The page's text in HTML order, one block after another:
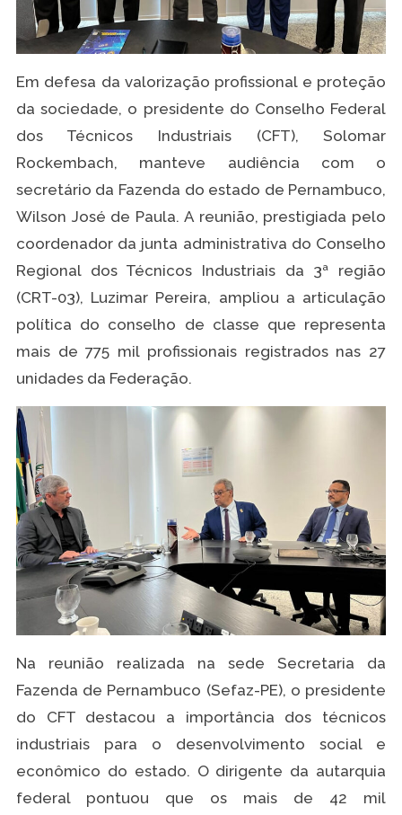
Em defesa da valorização profissional e proteção
da sociedade, o presidente do Conselho Federal
dos Técnicos Industriais (CFT), Solomar
Rockembach, manteve audiência com o
secretário da Fazenda do estado de Pernambuco,
Wilson José de Paula. A reunião, prestigiada pelo
coordenador da junta administrativa do Conselho
Regional dos Técnicos Industriais da 3ª região
(CRT-03), Luzimar Pereira, ampliou a articulação
política do conselho de classe que representa
mais de 775 mil profissionais registrados nas 27
unidades da Federação.
Na reunião realizada na sede Secretaria da
Fazenda de Pernambuco (Sefaz-PE), o presidente
do CFT destacou a importância dos técnicos
industriais para o desenvolvimento social e
econômico do estado. O dirigente da autarquia
federal pontuou que os mais de 42 mil